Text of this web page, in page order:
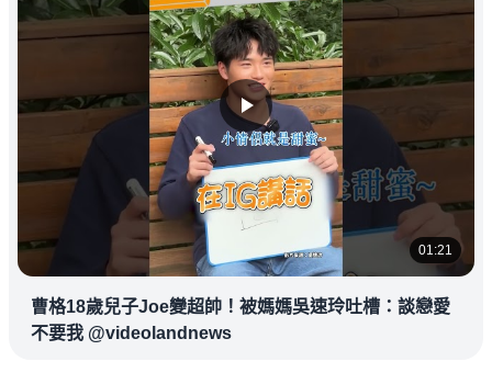
01:21
曹格18歲兒子Joe變超帥！被媽媽吳速玲吐槽：談戀愛
不要我 @videolandnews